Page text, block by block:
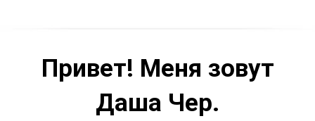
Привет! Меня зовут
Даша Чер.